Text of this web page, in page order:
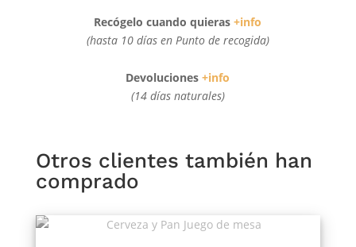
Recógelo cuando quieras+info
(hasta 10 días en Punto de recogida)
Devoluciones+info
(14 días naturales)
Otros clientes también han
comprado